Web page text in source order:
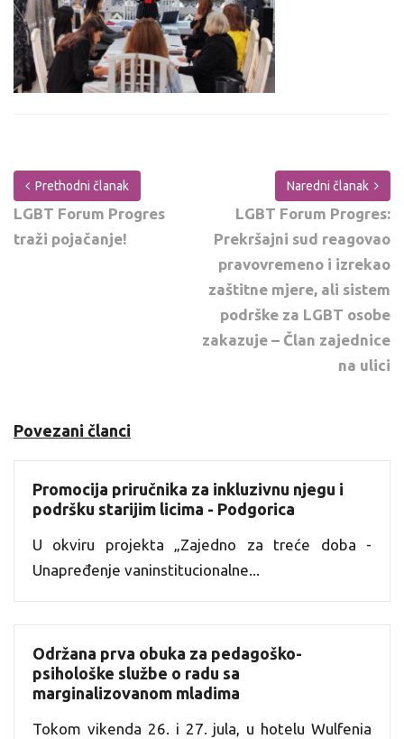
Prethodni članak
LGBT Forum Progres
traži pojačanje!
Naredni članak
LGBT Forum Progres:
Prekršajni sud reagovao
pravovremeno i izrekao
zaštitne mjere, ali sistem
podrške za LGBT osobe
zakazuje – Član zajednice
na ulici
Povezani članci
Promocija priručnika za inkluzivnu njegu i
podršku starijim licima - Podgorica
U okviru projekta „Zajedno za treće doba -
Unapređenje vaninstitucionalne...
Održana prva obuka za pedagoško-
psihološke službe o radu sa
marginalizovanom mladima
Tokom vikenda 26. i 27. jula, u hotelu Wulfenia